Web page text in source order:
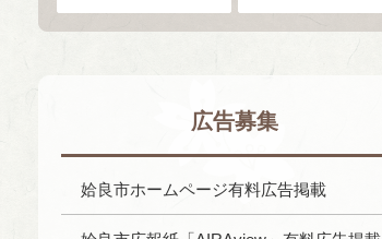
広告募集
姶良市ホームページ有料広告掲載